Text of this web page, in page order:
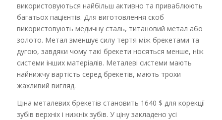
використовуються найбільш активно та приваблюють
багатьох пацієнтів. Для виготовлення скоб
використовують медичну сталь, титановий метал або
золото. Метал зменшує силу тертя між брекетами та
дугою, завдяки чому такі брекети носяться менше, ніж
системи інших матеріалів. Металеві системи мають
найнижчу вартість серед брекетів, мають трохи
жахливий вигляд.
Ціна металевих брекетів становить 1640 $ для корекції
зубів верхніх і нижніх зубів. У ціну закладено усі